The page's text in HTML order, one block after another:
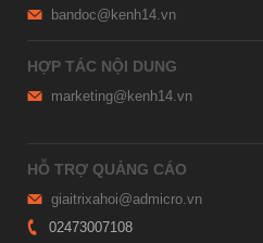
bandoc@kenh14.vn
HỢP TÁC NỘI DUNG
marketing@kenh14.vn
HỖ TRỢ QUẢNG CÁO
giaitrixahoi@admicro.vn
02473007108